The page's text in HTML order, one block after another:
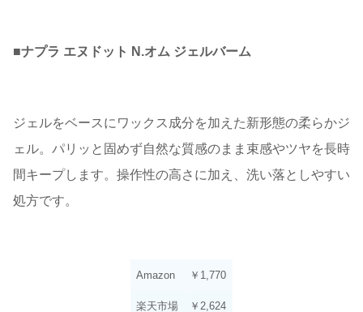
■ナプラ エヌドット N.オム ジェルバーム
ジェルをベースにワックス成分を加えた新形態の柔らかジ
ェル。パリッと固めず自然な質感のまま束感やツヤを長時
間キープします。操作性の高さに加え、洗い落としやすい
処方です。
Amazon ￥1,770
楽天市場 ￥2,624